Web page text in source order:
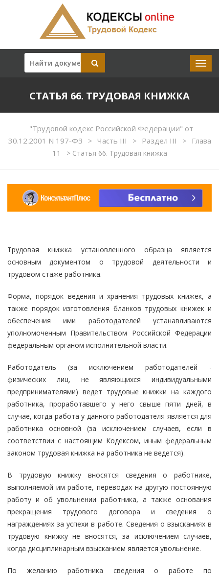
СТАТЬЯ 66. ТРУДОВАЯ КНИЖКА
"Трудовой кодекс Российской Федерации" от
30.12.2001 N 197-ФЗ
> Часть III > Раздел III >
Глава
11
>Статья 66. Трудовая книжка
Трудовая книжка установленного образца является
основным документом о трудовой деятельности и
трудовом стаже работника.
Форма, порядок ведения и хранения трудовых книжек, а
также порядок изготовления бланков трудовых книжек и
обеспечения ими работодателей устанавливаются
уполномоченным Правительством Российской Федерации
федеральным органом исполнительной власти.
Работодатель (за исключением работодателей -
физических лиц, не являющихся индивидуальными
предпринимателями) ведет трудовые книжки на каждого
работника, проработавшего у него свыше пяти дней, в
случае, когда работа у данного работодателя является для
работника основной (за исключением случаев, если в
соответствии с настоящим Кодексом, иным федеральным
законом трудовая книжка на работника не ведется).
В трудовую книжку вносятся сведения о работнике,
выполняемой им работе, переводах на другую постоянную
работу и об увольнении работника, а также основания
прекращения трудового договора и сведения о
награждениях за успехи в работе. Сведения о взысканиях в
трудовую книжку не вносятся, за исключением случаев,
когда дисциплинарным взысканием является увольнение.
По желанию работника сведения о работе по